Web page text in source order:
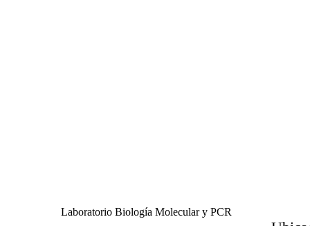
Laboratorio Biología Molecular y PCR